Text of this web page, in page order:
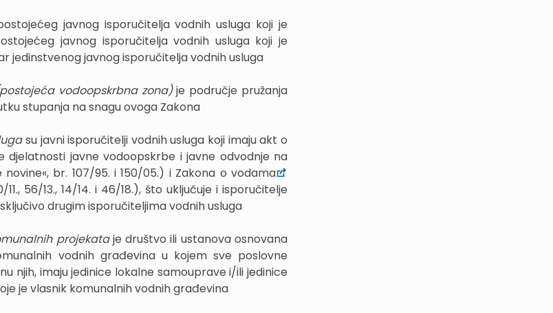
javnog isporučitelja vodnih usluga koji je
javnog isporučitelja vodnih usluga koji je
jedinstvenog javnog isporučitelja vodnih usluga
vodoopskrbna zona)je područje pružanja
stupanja na snagu ovoga Zakona
su javni isporučitelji vodnih usluga koji imaju akt o
djelatnosti javne vodoopskrbe i javne odvodnje na
novine«, br. 107/95. i 150/05.) i Zakona o vodama
11., 56/13., 14/14. i 46/18.), što uključuje i isporučitelje
drugim isporučiteljima vodnih usluga
projekataje društvo ili ustanova osnovana
vodnih građevina u kojem sve poslovne
njih, imaju jedinice lokalne samouprave i/ili jedinice
je vlasnik komunalnih vodnih građevina